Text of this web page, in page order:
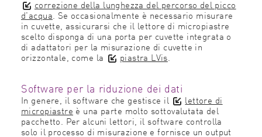
correzione della lunghezza del percorso del picco
d'acqua. Se occasionalmente è necessario misurare
in cuvette, assicurarsi che il lettore di micropiastre
scelto disponga di una porta per cuvette integrata o
di adattatori per la misurazione di cuvette in
orizzontale, come la piastra LVis.
Software per la riduzione dei dati
In genere, il software che gestisce il lettore di
micropiastre è una parte molto sottovalutata del
pacchetto. Per alcuni lettori, il software controlla
solo il processo di misurazione e fornisce un output